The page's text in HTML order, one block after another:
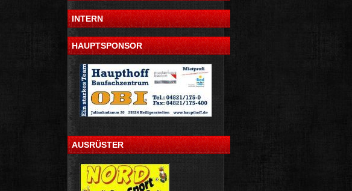
INTERN
HAUPTSPONSOR
AUSRÜSTER